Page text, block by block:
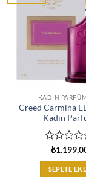
KADIN
Creed Carmina
Kadın
üzerinden
0
₺
SEPETE